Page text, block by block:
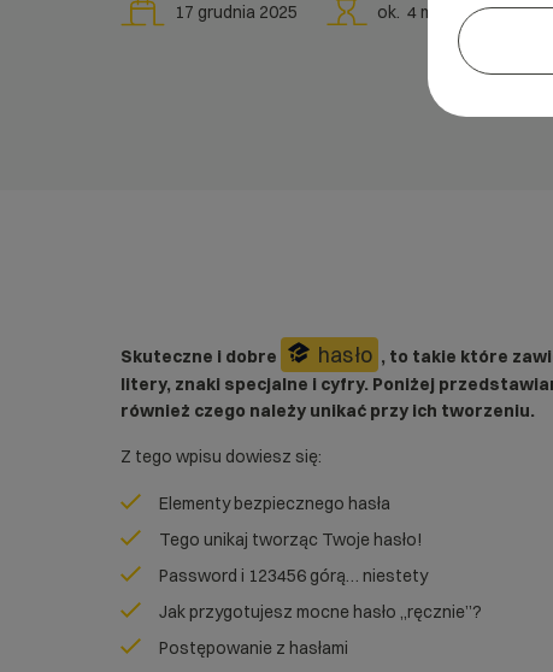
17 grudnia 2025 ok. 4 min
Skuteczne i dobre hasło , to takie które
litery, znaki specjalne i cyfry. Poniżej
również czego należy unikać przy ich tworzeniu.
Z tego wpisu dowiesz się:
Elementy bezpiecznego hasła
Tego unikaj tworząc Twoje hasło!
Password i 123456 górą… niestety
Jak przygotujesz mocne hasło „ręcznie”?
Postępowanie z hasłami